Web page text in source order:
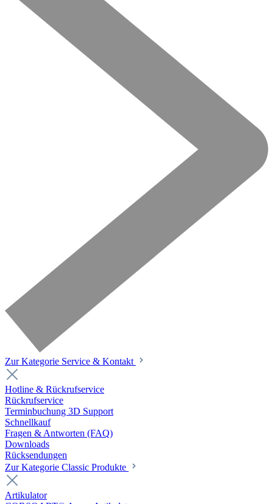
Zur Kategorie Service & Kontakt
Hotline & Rückrufservice
Rückrufservice
Terminbuchung 3D Support
Schnellkauf
Fragen & Antworten (FAQ)
Downloads
Rücksendungen
Zur Kategorie Classic Produkte
Artikulator